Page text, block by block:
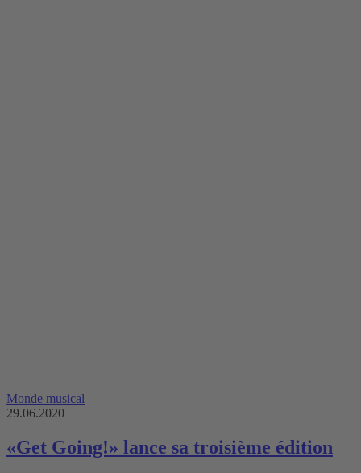
Monde musical
29.06.2020
«Get Going!» lance sa troisième édition